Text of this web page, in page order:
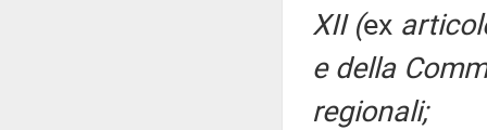
XII (ex
e della
regionali;